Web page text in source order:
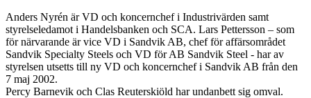
Anders Nyrén är VD och koncernchef i Industrivärden samt
styrelseledamot i Handelsbanken och SCA. Lars Pettersson – som
för närvarande är vice VD i Sandvik AB, chef för affärsområdet
Sandvik Specialty Steels och VD för AB Sandvik Steel - har av
styrelsen utsetts till ny VD och koncernchef i Sandvik AB från den
7 maj 2002.
Percy Barnevik och Clas Reuterskiöld har undanbett sig omval.